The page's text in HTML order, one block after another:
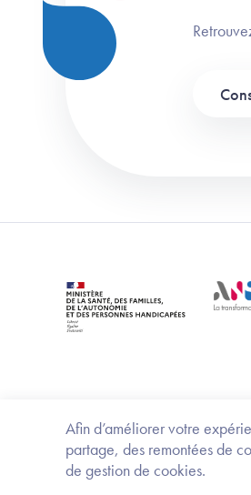
Afin d’améliorer votre
partage, des remontées de
de gestion de cookies.